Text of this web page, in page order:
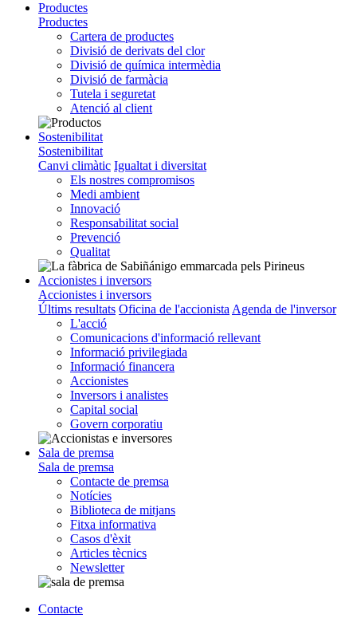
Productes
Productes
Cartera de productes
Divisió de derivats del clor
Divisió de química intermèdia
Divisió de farmàcia
Tutela i seguretat
Atenció al client
Sostenibilitat
Sostenibilitat
Canvi climàtic Igualtat i diversitat
Els nostres compromisos
Medi ambient
Innovació
Responsabilitat social
Prevenció
Qualitat
Accionistes i inversors
Accionistes i inversors
Últims resultats Oficina de l'accionista Agenda de l'inversor
L'acció
Comunicacions d'informació rellevant
Informació privilegiada
Informació financera
Accionistes
Inversors i analistes
Capital social
Govern corporatiu
Sala de premsa
Sala de premsa
Contacte de premsa
Notícies
Biblioteca de mitjans
Fitxa informativa
Casos d'èxit
Articles tècnics
Newsletter
Contacte